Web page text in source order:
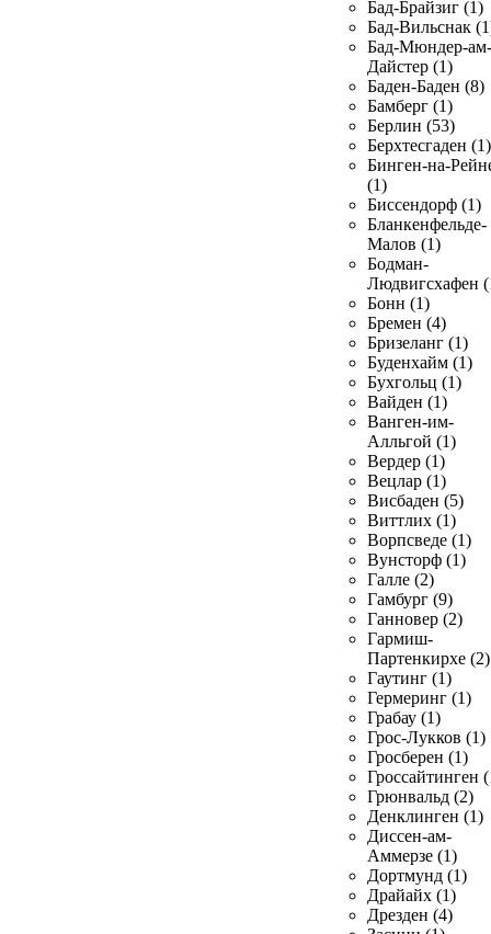
Бад-Брайзиг (1)
Бад-Вильснак
Бад-Мюндер-ам-
Дайстер (1)
Баден-Баден (8)
Бамберг (1)
Берлин (53)
Берхтесгаден (1)
Бинген-на-
(1)
Биссендорф (1)
Бланкенфельде-
Малов (1)
Бодман-
Людвигсхафен
Бонн (1)
Бремен (4)
Бризеланг (1)
Буденхайм (1)
Бухгольц (1)
Вайден (1)
Ванген-им-
Алльгой (1)
Вердер (1)
Вецлар (1)
Висбаден (5)
Виттлих (1)
Ворпсведе (1)
Вунсторф (1)
Галле (2)
Гамбург (9)
Ганновер (2)
Гармиш-
Партенкирхе (2)
Гаутинг (1)
Гермеринг (1)
Грабау (1)
Грос-Лукков (1)
Гросберен (1)
Гроссайтинген
Грюнвальд (2)
Денклинген (1)
Диссен-ам-
Аммерзе (1)
Дортмунд (1)
Драйайх (1)
Дрезден (4)